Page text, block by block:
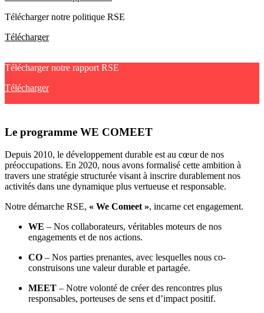
Télécharger notre politique RSE
Télécharger
Télécharger notre rapport RSE
Télécharger
Le programme WE COMEET
Depuis 2010, le développement durable est au cœur de nos
préoccupations. En 2020, nous avons formalisé cette ambition à
travers une stratégie structurée visant à inscrire durablement nos
activités dans une dynamique plus vertueuse et responsable.
Notre démarche RSE, « We Comeet », incarne cet engagement.
WE – Nos collaborateurs, véritables moteurs de nos
engagements et de nos actions.
CO – Nos parties prenantes, avec lesquelles nous co-
construisons une valeur durable et partagée.
MEET – Notre volonté de créer des rencontres plus
responsables, porteuses de sens et d’impact positif.